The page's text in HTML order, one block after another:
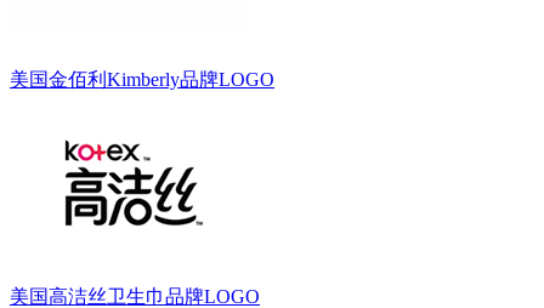
美国金佰利Kimberly品牌LOGO
美国高洁丝卫生巾品牌LOGO